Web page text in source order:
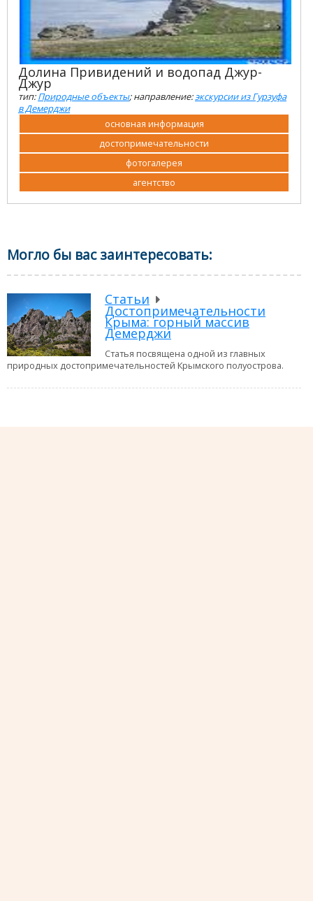
Долина Привидений и водопад Джур-
Джур
тип:Природные объекты; направление:экскурсии из Гурзуфа
в Демерджи
основная информация
достопримечательности
фотогалерея
агентство
Могло бы вас заинтересовать:
Статьи
Достопримечательности
Крыма: горный массив
Демерджи
Статья посвящена одной из главных
природных достопримечательностей Крымского полуострова.